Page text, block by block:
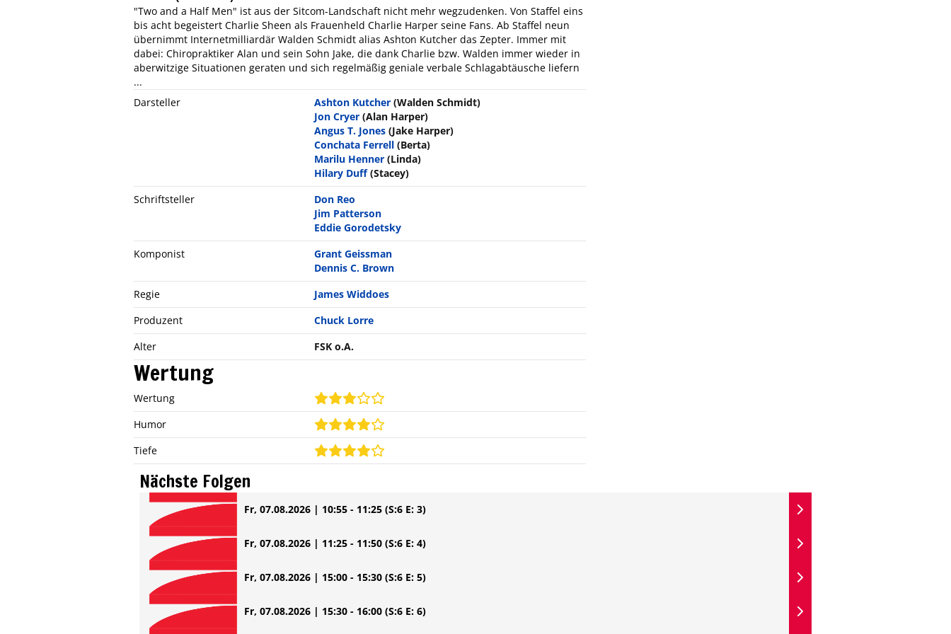
"Two and a Half Men" ist aus der Sitcom-Landschaft nicht mehr wegzudenken. Von Staffel eins
bis acht begeistert Charlie Sheen als Frauenheld Charlie Harper seine Fans. Ab Staffel neun
übernimmt Internetmilliardär Walden Schmidt alias Ashton Kutcher das Zepter. Immer mit
dabei: Chiropraktiker Alan und sein Sohn Jake, die dank Charlie bzw. Walden immer wieder in
aberwitzige Situationen geraten und sich regelmäßig geniale verbale Schlagabtäusche liefern
...
Darsteller
Ashton Kutcher (Walden Schmidt)
Jon Cryer (Alan Harper)
Angus T. Jones (Jake Harper)
Conchata Ferrell (Berta)
Marilu Henner (Linda)
Hilary Duff (Stacey)
Schriftsteller
Don Reo
Jim Patterson
Eddie Gorodetsky
Komponist
Grant Geissman
Dennis C. Brown
Regie
James Widdoes
Produzent
Chuck Lorre
Alter
FSK o.A.
Wertung
Wertung
Humor
Tiefe
Nächste Folgen
Fr, 07.08.2026 | 10:55 - 11:25 (S:6 E: 3)
Fr, 07.08.2026 | 11:25 - 11:50 (S:6 E: 4)
Fr, 07.08.2026 | 15:00 - 15:30 (S:6 E: 5)
Fr, 07.08.2026 | 15:30 - 16:00 (S:6 E: 6)